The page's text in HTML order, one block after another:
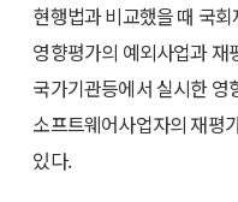
현행법과 비교했을 때 국
영향평가의 예외사업과 재
국가기관등에서 실시한 영
소프트웨어사업자의 재평
있다.